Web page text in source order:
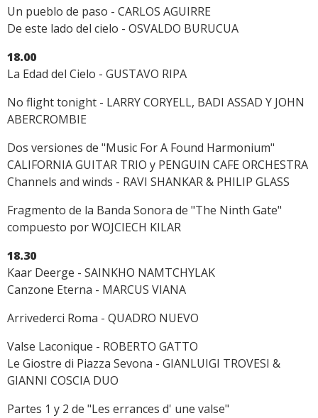
Un pueblo de paso - CARLOS AGUIRRE
De este lado del cielo - OSVALDO BURUCUA
18.00
La Edad del Cielo - GUSTAVO RIPA
No flight tonight - LARRY CORYELL, BADI ASSAD Y JOHN
ABERCROMBIE
Dos versiones de "Music For A Found Harmonium"
CALIFORNIA GUITAR TRIO y PENGUIN CAFE ORCHESTRA
Channels and winds - RAVI SHANKAR & PHILIP GLASS
Fragmento de la Banda Sonora de "The Ninth Gate"
compuesto por WOJCIECH KILAR
18.30
Kaar Deerge - SAINKHO NAMTCHYLAK
Canzone Eterna - MARCUS VIANA
Arrivederci Roma - QUADRO NUEVO
Valse Laconique - ROBERTO GATTO
Le Giostre di Piazza Sevona - GIANLUIGI TROVESI &
GIANNI COSCIA DUO
Partes 1 y 2 de "Les errances d' une valse"